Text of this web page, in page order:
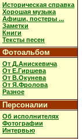
Историческая справка
Хорошая музыка
Афиши, постеры ...
Заметки
Книги
Тексты песен
Фотоальбом
От Д.Анискевича
От Е.Гиршева
От В.Окунева
От Я.Фролова
Разное
Персоналии
Об исполнителях
Фотографии
Интервью